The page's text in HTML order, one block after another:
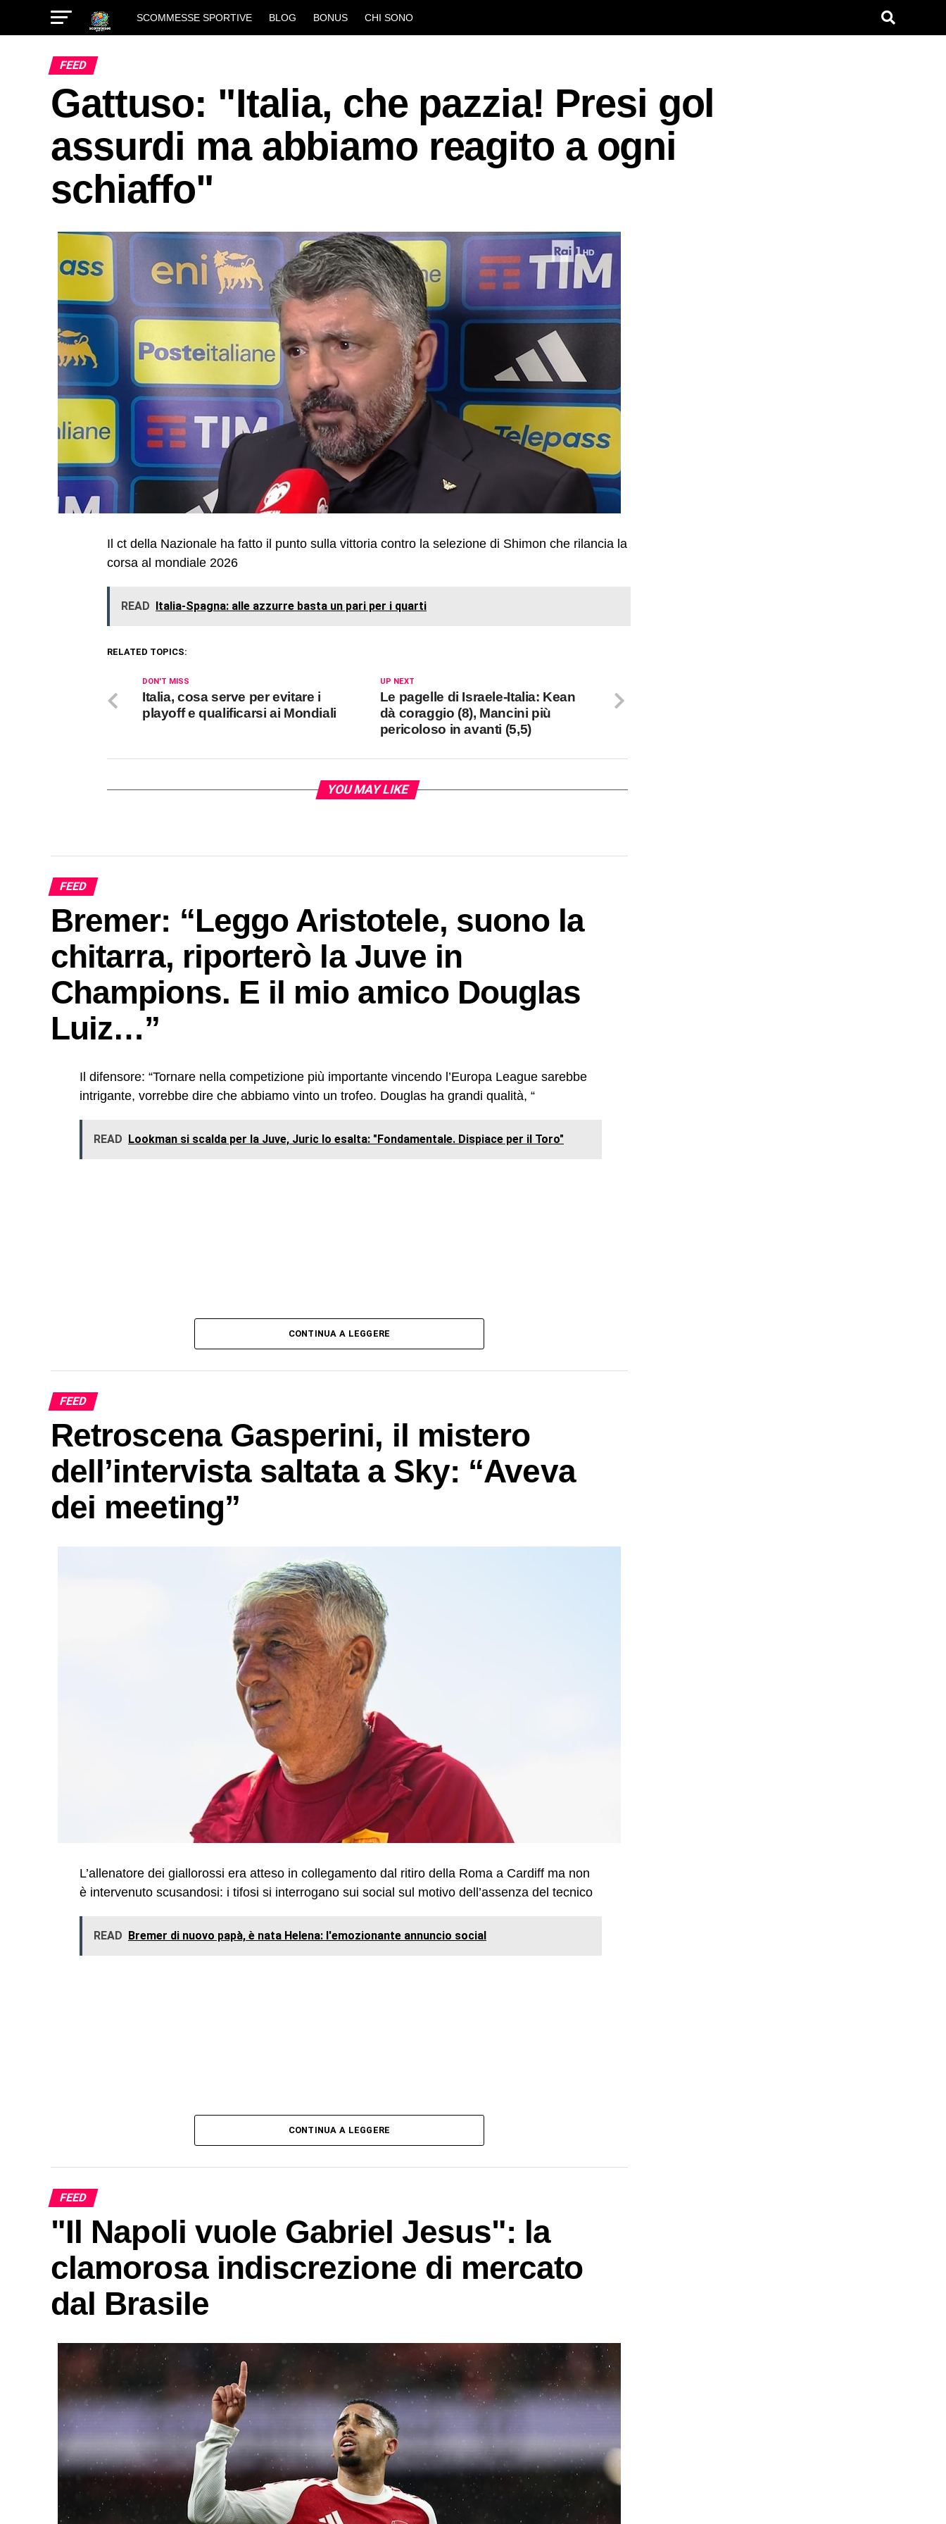
SCOMMESSE SPORTIVE BLOG BONUS CHI SONO
FEED
Gattuso: "Italia, che pazzia! Presi gol
assurdi ma abbiamo reagito a ogni
schiaffo"
Il ct della Nazionale ha fatto il punto sulla vittoria contro la selezione di Shimon che rilancia la
corsa al mondiale 2026
READ Italia-Spagna: alle azzurre basta un pari per i quarti
RELATED TOPICS:
UP NEXT
Le pagelle di Israele-Italia: Kean
dà coraggio (8), Mancini più
pericoloso in avanti (5,5)
DON'T MISS
Italia, cosa serve per evitare i
playoff e qualificarsi ai Mondiali
YOU MAY LIKE
FEED
Bremer: “Leggo Aristotele, suono la
chitarra, riporterò la Juve in
Champions. E il mio amico Douglas
Luiz…”
Il difensore: “Tornare nella competizione più importante vincendo l’Europa League sarebbe
intrigante, vorrebbe dire che abbiamo vinto un trofeo. Douglas ha grandi qualità, “
READ Lookman si scalda per la Juve, Juric lo esalta: "Fondamentale. Dispiace per il Toro"
CONTINUA A LEGGERE
FEED
Retroscena Gasperini, il mistero
dell’intervista saltata a Sky: “Aveva
dei meeting”
L’allenatore dei giallorossi era atteso in collegamento dal ritiro della Roma a Cardiff ma non
è intervenuto scusandosi: i tifosi si interrogano sui social sul motivo dell’assenza del tecnico
READ Bremer di nuovo papà, è nata Helena: l'emozionante annuncio social
CONTINUA A LEGGERE
FEED
"Il Napoli vuole Gabriel Jesus": la
clamorosa indiscrezione di mercato
dal Brasile